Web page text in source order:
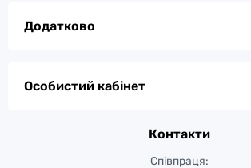
Додатково
Особистий кабінет
Контакти
Співпраця: